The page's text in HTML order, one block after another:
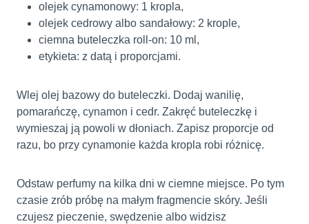
olejek cynamonowy: 1 kropla,
olejek cedrowy albo sandałowy: 2 krople,
ciemna buteleczka roll-on: 10 ml,
etykieta: z datą i proporcjami.
Wlej olej bazowy do buteleczki. Dodaj wanilię,
pomarańczę, cynamon i cedr. Zakręć buteleczkę i
wymieszaj ją powoli w dłoniach. Zapisz proporcje od
razu, bo przy cynamonie każda kropla robi różnicę.
Odstaw perfumy na kilka dni w ciemne miejsce. Po tym
czasie zrób próbę na małym fragmencie skóry. Jeśli
czujesz pieczenie, swędzenie albo widzisz